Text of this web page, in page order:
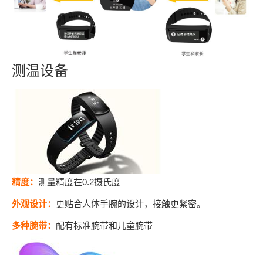
测温设备
精度： 测量精度在0.2摄氏度
外观设计： 更贴合人体手腕的设计，接触更紧密。
多种腕带： 配有标准腕带和儿童腕带